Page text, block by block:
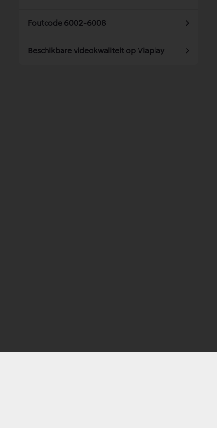
Foutcode 6002-6008
Beschikbare videokwaliteit op Viaplay